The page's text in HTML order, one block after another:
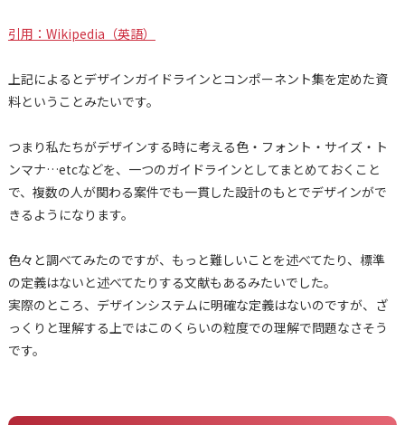
引用：Wikipedia（英語）
上記によるとデザインガイドラインとコンポーネント集を定めた資
料ということみたいです。
つまり私たちがデザインする時に考える色・フォント・サイズ・ト
ンマナ…etcなどを、一つのガイドラインとしてまとめておくこと
で、複数の人が関わる案件でも一貫した設計のもとでデザインがで
きるようになります。
色々と調べてみたのですが、もっと難しいことを述べてたり、標準
の定義はないと述べてたりする文献もあるみたいでした。
実際のところ、デザインシステムに明確な定義はないのですが、ざ
っくりと理解する上ではこのくらいの粒度での理解で問題なさそう
です。